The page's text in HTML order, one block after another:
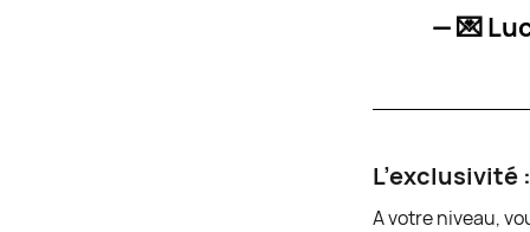
— 💌
L’exclusivité
A votre niveau,